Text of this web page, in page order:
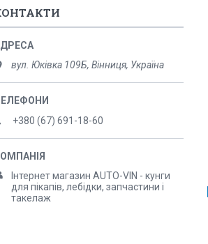
вул. Юківка 109Б, Вінниця, Україна
+380 (67) 691-18-60
Інтернет магазин AUTO-VIN - кунги
для пікапів, лебідки, запчастини і
такелаж